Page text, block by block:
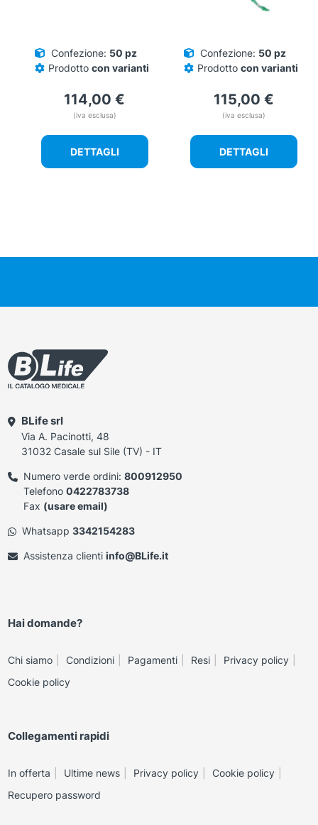
Confezione: 50 pz
Prodotto con varianti
114,00 €
(iva esclusa)
DETTAGLI
Confezione: 50 pz
Prodotto con varianti
115,00 €
(iva esclusa)
DETTAGLI
BLife srl
Via A. Pacinotti, 48
31032 Casale sul Sile (TV) - IT
Numero verde ordini: 800912950
Telefono 0422783738
Fax (usare email)
Whatsapp 3342154283
Assistenza clienti info@BLife.it
Hai domande?
Chi siamo Condizioni Pagamenti Resi
Privacy policy
Cookie policy
Collegamenti rapidi
In offerta Ultime news Privacy policy
Cookie policy
Recupero password